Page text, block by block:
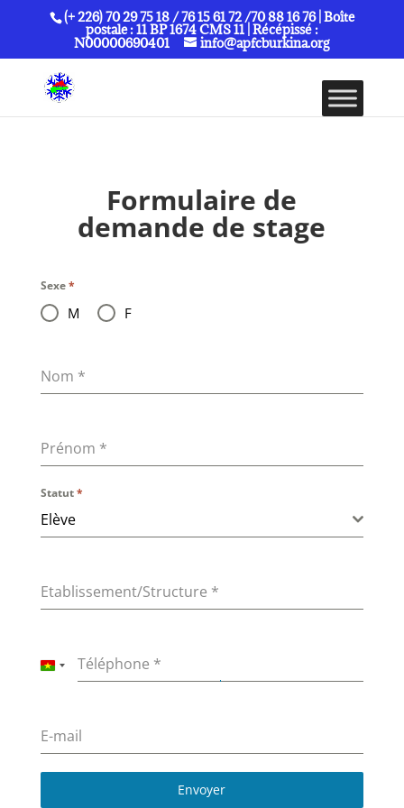
(+ 226) 70 29 75 18 / 76 15 61 72 /70 88 16 76 | Boîte
postale : 11 BP 1674 CMS 11 | Récépissé :
N00000690401 info@apfcburkina.org
Formulaire de
demande de stage
Sexe*
M F
Nom *
Prénom *
Statut*
Elève
Etablissement/Structure *
Téléphone *
B
k
i
n
E-mail
Envoyer